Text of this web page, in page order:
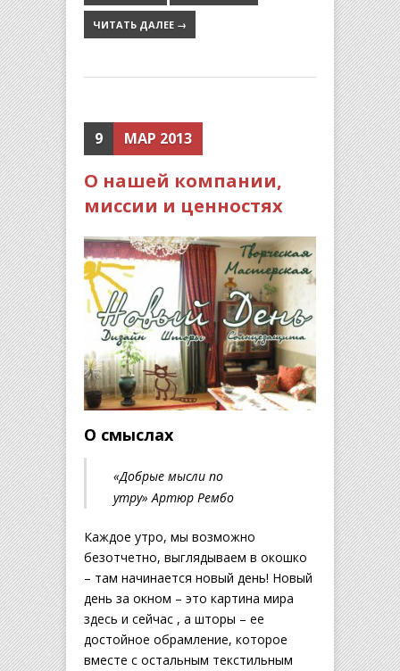
ЧИТАТЬ ДАЛЕЕ →
9 МАР 2013
О нашей компании,
миссии и ценностях
О смыслах
«Добрые мысли по
утру» Артюр Рембо
Каждое утро, мы возможно
безотчетно, выглядываем в окошко
– там начинается новый день! Новый
день за окном – это картина мира
здесь и сейчас , а шторы – ее
достойное обрамление, которое
вместе с остальным текстильным